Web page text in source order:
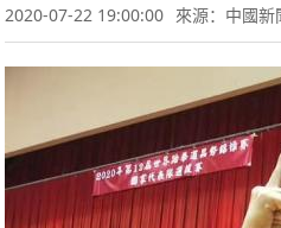
2020-07-22 19:00:00 來源：中國新